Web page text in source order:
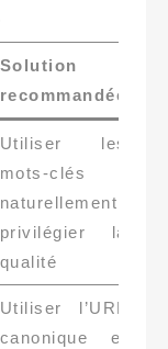
Solution
recommandée
Utiliser les
mots-clés
naturellement,
privilégier la
qualité
Utiliser l’URL
canonique et